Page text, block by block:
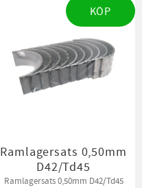
Ramlagersats 0,50mm
D42/Td45
Ramlagersats 0,50mm D42/Td45
KÖP